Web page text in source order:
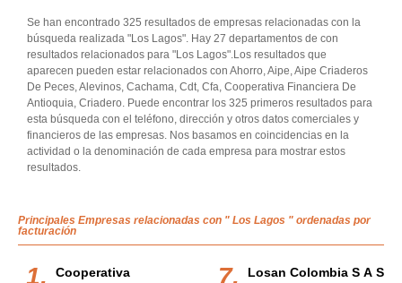
Se han encontrado 325 resultados de empresas relacionadas con la
búsqueda realizada "Los Lagos". Hay 27 departamentos de con
resultados relacionados para "Los Lagos".Los resultados que
aparecen pueden estar relacionados con Ahorro, Aipe, Aipe Criaderos
De Peces, Alevinos, Cachama, Cdt, Cfa, Cooperativa Financiera De
Antioquia, Criadero. Puede encontrar los 325 primeros resultados para
esta búsqueda con el teléfono, dirección y otros datos comerciales y
financieros de las empresas. Nos basamos en coincidencias en la
actividad o la denominación de cada empresa para mostrar estos
resultados.
Principales Empresas relacionadas con " Los Lagos " ordenadas por
facturación
Cooperativa
Losan Colombia S A S